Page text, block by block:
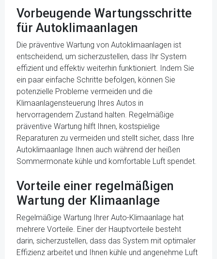
Vorbeugende Wartungsschritte
für Autoklimaanlagen
Die präventive Wartung von Autoklimaanlagen ist
entscheidend, um sicherzustellen, dass Ihr System
effizient und effektiv weiterhin funktioniert. Indem Sie
ein paar einfache Schritte befolgen, können Sie
potenzielle Probleme vermeiden und die
Klimaanlagensteuerung Ihres Autos in
hervorragendem Zustand halten. Regelmäßige
präventive Wartung hilft Ihnen, kostspielige
Reparaturen zu vermeiden und stellt sicher, dass Ihre
Autoklimaanlage Ihnen auch während der heißen
Sommermonate kühle und komfortable Luft spendet.
Vorteile einer regelmäßigen
Wartung der Klimaanlage
Regelmäßige Wartung Ihrer Auto-Klimaanlage hat
mehrere Vorteile. Einer der Hauptvorteile besteht
darin, sicherzustellen, dass das System mit optimaler
Effizienz arbeitet und Ihnen kühle und angenehme Luft